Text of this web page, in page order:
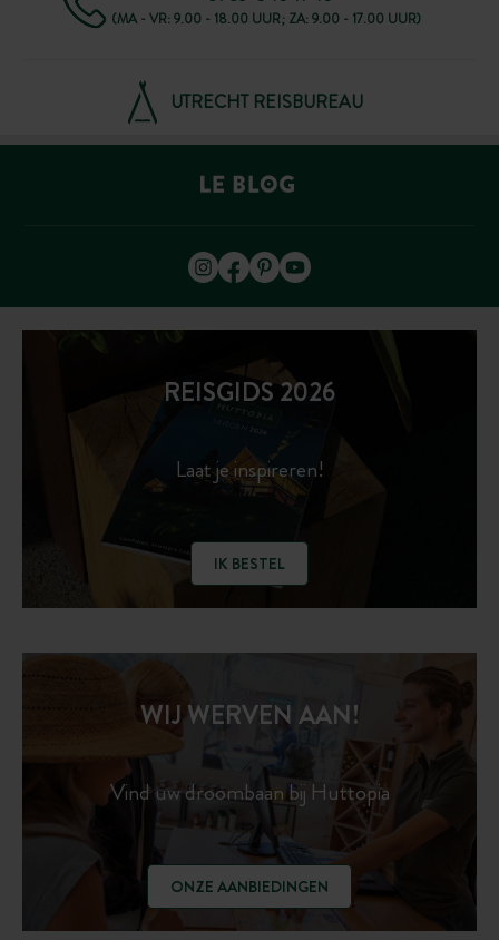
(MA - VR: 9.00 - 18.00 UUR; ZA: 9.00 - 17.00 UUR)
UTRECHT REISBUREAU
REISGIDS 2026
Laat je inspireren!
IK BESTEL
WIJ WERVEN AAN!
Vind uw droombaan bij Huttopia
ONZE AANBIEDINGEN